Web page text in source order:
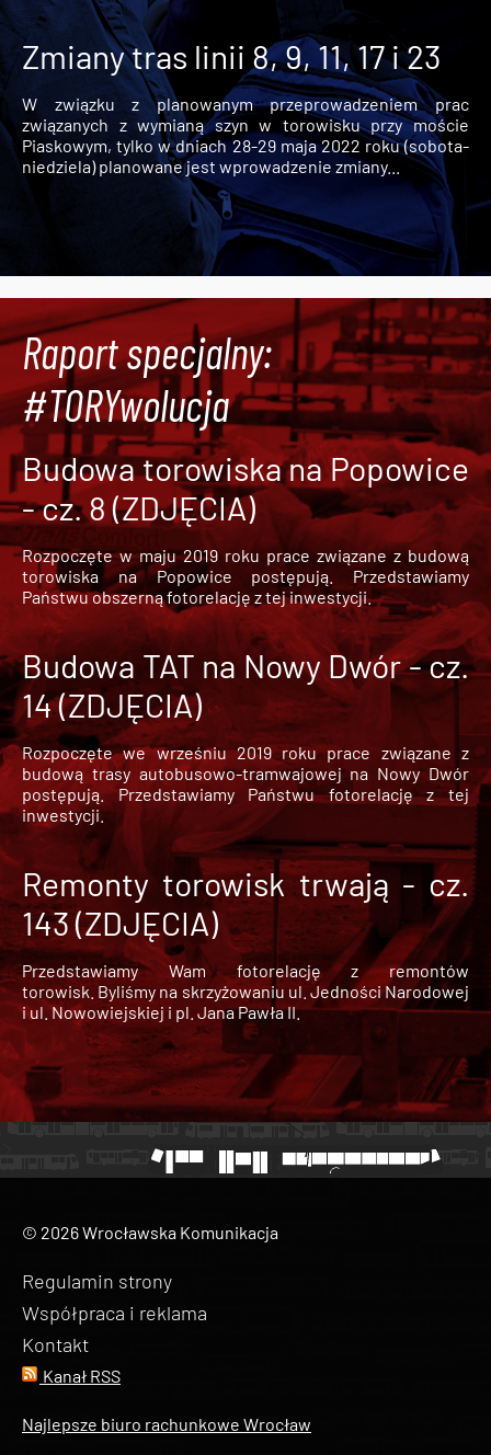
Zmiany tras linii 8, 9, 11, 17 i 23
W związku z planowanym przeprowadzeniem prac
związanych z wymianą szyn w torowisku przy moście
Piaskowym, tylko w dniach 28-29 maja 2022 roku (sobota-
niedziela) planowane jest wprowadzenie zmiany...
Raport specjalny:
#TORYwolucja
Budowa torowiska na Popowice
- cz. 8 (ZDJĘCIA)
Rozpoczęte w maju 2019 roku prace związane z budową
torowiska na Popowice
postępują. Przedstawiamy
Państwu obszerną fotorelację z tej inwestycji.
Budowa TAT na Nowy Dwór - cz.
14 (ZDJĘCIA)
Rozpoczęte we wrześniu 2019 roku prace związane z
budową trasy autobusowo-tramwajowej na Nowy Dwór
postępują. Przedstawiamy Państwu fotorelację z tej
inwestycji.
Remonty torowisk trwają - cz.
143 (ZDJĘCIA)
Przedstawiamy Wam fotorelację z remontów
torowisk. Byliśmy na skrzyżowaniu ul. Jedności Narodowej
i ul. Nowowiejskiej i pl. Jana Pawła II.
© 2026 Wrocławska Komunikacja
Regulamin strony
Współpraca i reklama
Kontakt
Kanał RSS
Najlepsze biuro rachunkowe Wrocław